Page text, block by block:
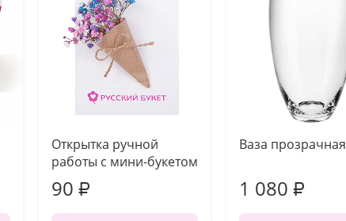
Открытка ручной
работы с мини-букетом
90 ₽
Ваза прозрачная
1 080 ₽